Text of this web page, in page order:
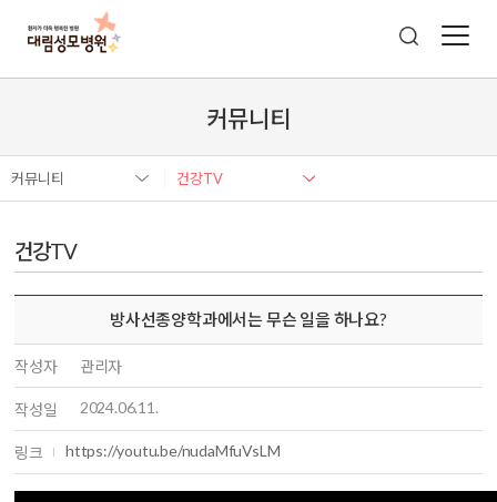
커뮤니티
커뮤니티 건강TV
건강TV
방사선종양학과에서는 무슨 일을 하나요?
작성자 관리자
작성일 2024.06.11.
링크 https://youtu.be/nudaMfuVsLM